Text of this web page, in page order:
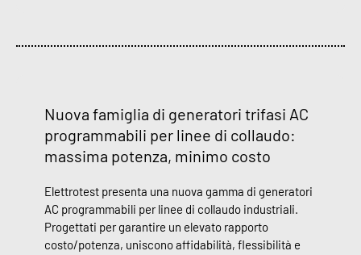
Nuova famiglia di generatori trifasi AC
programmabili per linee di collaudo:
massima potenza, minimo costo
Elettrotest presenta una nuova gamma di generatori
AC programmabili per linee di collaudo industriali.
Progettati per garantire un elevato rapporto
costo/potenza, uniscono affidabilità, flessibilità e